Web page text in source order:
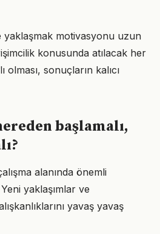
yaklaşmak motivasyonu uzun
konusunda atılacak her
olması, sonuçların kalıcı
başlamalı,
alanında önemli
yaklaşımlar ve
yavaş yavaş